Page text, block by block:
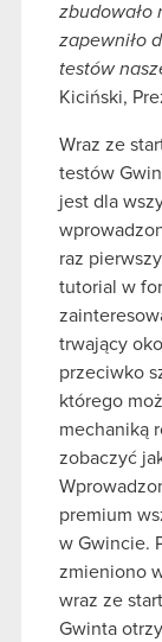
zbudowało
zapewniło
testów
Kiciński,
Wraz ze
testów
jest dla
raz
tutorial w
trwający
przeciwko
którego
mechaniką
zobaczyć
premium
w Gwincie.
zmieniono
wraz ze
Gwinta